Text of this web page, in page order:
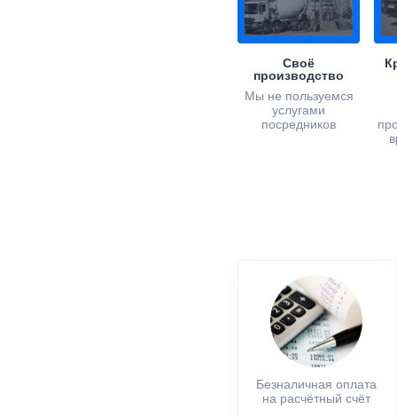
Своё
производство
Мы не пользуемся
услугами
посредников
Безналичная оплата
на расчётный счёт